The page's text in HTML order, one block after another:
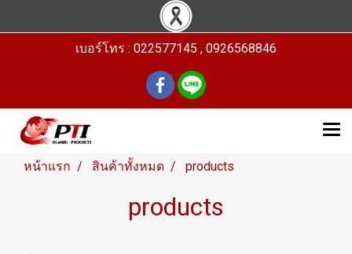
เบอร์โทร : 022577145 , 0926568846
หน้าแรก สินค้าทั้งหมด products
products